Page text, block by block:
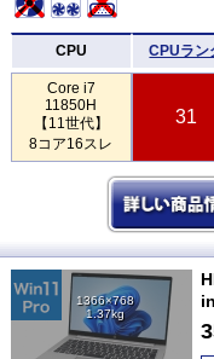
CPU CPUラン
Core i7
11850H
【11世代】
8コア16スレ
31
1366×768
1.37kg